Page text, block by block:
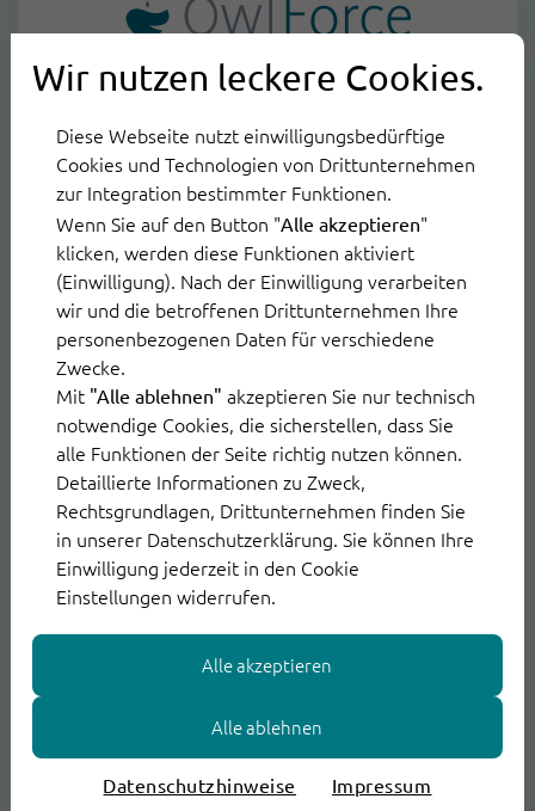
Wir nutzen leckere Cookies.
Diese Webseite nutzt einwilligungsbedürftige
Cookies und Technologien von Drittunternehmen
zur Integration bestimmter Funktionen.
Wenn Sie auf den Button "Alle akzeptieren"
klicken, werden diese Funktionen aktiviert
(Einwilligung). Nach der Einwilligung verarbeiten
wir und die betroffenen Drittunternehmen Ihre
personenbezogenen Daten für verschiedene
Zwecke.
Mit "Alle ablehnen" akzeptieren Sie nur technisch
notwendige Cookies, die sicherstellen, dass Sie
alle Funktionen der Seite richtig nutzen können.
Detaillierte Informationen zu Zweck,
Rechtsgrundlagen, Drittunternehmen finden Sie
in unserer Datenschutzerklärung. Sie können Ihre
Einwilligung jederzeit in den Cookie
Einstellungen widerrufen.
Datenschutzhinweise Impressum
Alle ablehnen
Alle akzeptieren
Enterprise Plus
€999
Basispreis pro Monat*
Leistungsumfang
Infrastruktur
OwlDesk Standard Plan mit 1 User
5 Desks
Rate Limit 850 RPM (Anfragen pro Minute)
BPMN
Event Broker
Anbindung eigener Mailserver
Kanäle: E-Mail, Telefon, Facebook, Instagram,
WhatsApp (199,00 Euro pro Monat)